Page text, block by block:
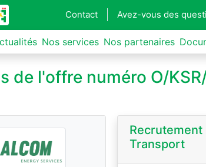
Contact Avez-vous des
Nos services Nos partenaires
de l'offre numéro O/
Transport